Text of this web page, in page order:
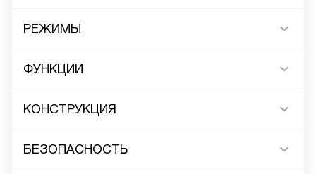
РЕЖИМЫ
ФУНКЦИИ
КОНСТРУКЦИЯ
БЕЗОПАСНОСТЬ